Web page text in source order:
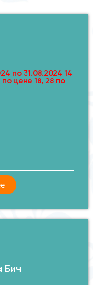
по 31.08.2024 14
цене 18, 28 по
Бич